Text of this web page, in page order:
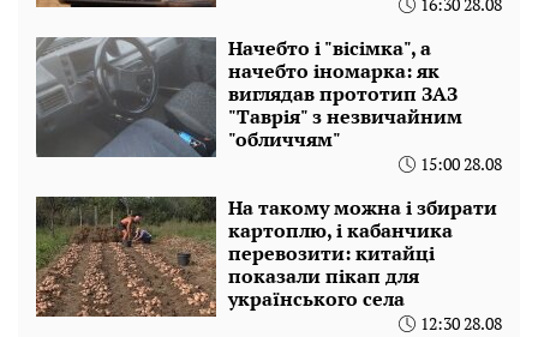
16:30 28.08
Начебто і "вісімка", а
начебто іномарка: як
виглядав прототип ЗАЗ
"Таврія" з незвичайним
"обличчям"
15:00 28.08
На такому можна і збирати
картоплю, і кабанчика
перевозити: китайці
показали пікап для
українського села
12:30 28.08